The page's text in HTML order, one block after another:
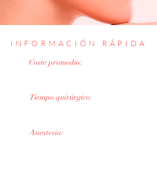
INFORMACIÓN RÁPIDA
Coste promedio:
Tiempo quirúrgico:
Anestesia: